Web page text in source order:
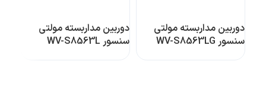
دوربین مداربسته مولتی
سنسور WV-S8563LG
دوربین مداربسته مولتی
سنسور WV-S8563L